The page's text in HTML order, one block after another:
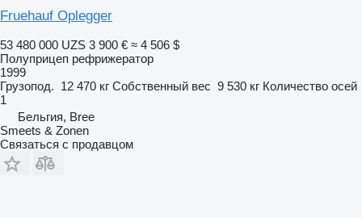
Fruehauf Oplegger
53 480 000 UZS 3 900 € ≈ 4 506 $
Полуприцеп рефрижератор
1999
Грузопод. 12 470 кг Собственный вес 9 530 кг Количество осей
1
Бельгия, Bree
Smeets & Zonen
Связаться с продавцом